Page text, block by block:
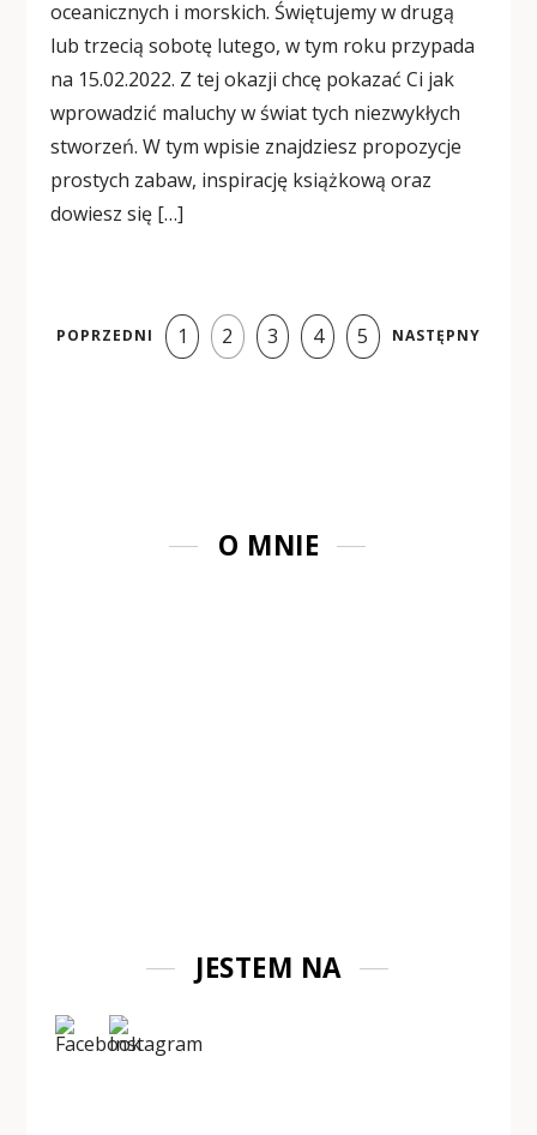
oceanicznych i morskich. Świętujemy w drugą
lub trzecią sobotę lutego, w tym roku przypada
na 15.02.2022. Z tej okazji chcę pokazać Ci jak
wprowadzić maluchy w świat tych niezwykłych
stworzeń. W tym wpisie znajdziesz propozycje
prostych zabaw, inspirację książkową oraz
dowiesz się […]
POPRZEDNI 1 2 3 4 5 NASTĘPNY
O MNIE
JESTEM NA